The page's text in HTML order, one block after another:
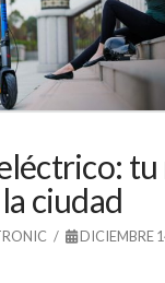
ciudad
DICIEMBRE